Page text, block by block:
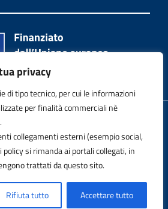
privacy
di tipo tecnico, per cui le informazioni
per finalità commerciali nè
collegamenti esterni (esempio social,
policy si rimanda ai portali collegati, in
trattati da questo sito.
Rifiuta tutto Accettare tutto
Privacy Policy
Note legali
Contatti
di accessibilità